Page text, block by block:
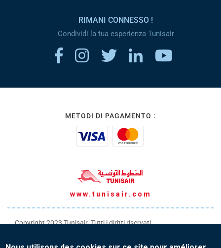
RIMANI CONNESSO !
Condividi la tua esperienza Tunisair
METODI DI PAGAMENTO :
www.tunisair.com
Copyright 2023 Tunisair. Tutti i diritti riservati